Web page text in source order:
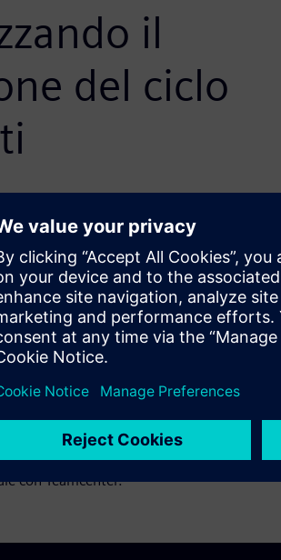
il
del ciclo
Marine domina il settore
i processi coinvolti nello sviluppo
prodotti, Mercury Marine si affida al
di vita del prodotto (PLM) allo
e migliorare l'efficienza dei
i tempi di ciclo e migliorato
con Teamcenter.